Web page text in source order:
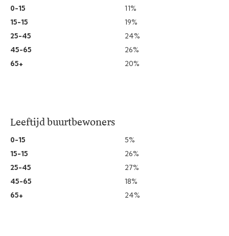
0-15
11%
15-15
19%
25-45
24%
45-65
26%
65+
20%
Leeftijd buurtbewoners
0-15
5%
15-15
26%
25-45
27%
45-65
18%
65+
24%